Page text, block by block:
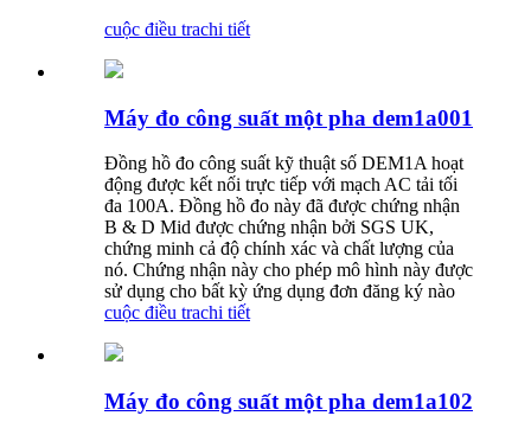
cuộc điều trachi tiết
Máy đo công suất một pha dem1a001
Đồng hồ đo công suất kỹ thuật số DEM1A hoạt
động được kết nối trực tiếp với mạch AC tải tối
đa 100A. Đồng hồ đo này đã được chứng nhận
B & D Mid được chứng nhận bởi SGS UK,
chứng minh cả độ chính xác và chất lượng của
nó. Chứng nhận này cho phép mô hình này được
sử dụng cho bất kỳ ứng dụng đơn đăng ký nào
cuộc điều trachi tiết
Máy đo công suất một pha dem1a102